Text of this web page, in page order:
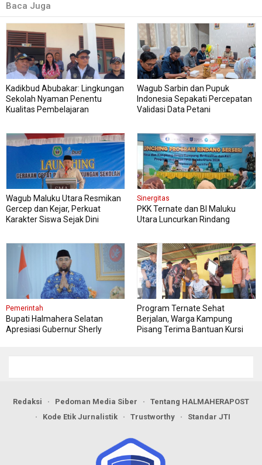
Baca Juga
Kadikbud Abubakar: Lingkungan
Sekolah Nyaman Penentu
Kualitas Pembelajaran
Wagub Sarbin dan Pupuk
Indonesia Sepakati Percepatan
Validasi Data Petani
Wagub Maluku Utara Resmikan
Gercep dan Kejar, Perkuat
Karakter Siswa Sejak Dini
Sinergitas
PKK Ternate dan BI Maluku
Utara Luncurkan Rindang
Pemerintah
Bupati Halmahera Selatan
Apresiasi Gubernur Sherly
Program Ternate Sehat
Berjalan, Warga Kampung
Pisang Terima Bantuan Kursi
Redaksi Pedoman Media Siber
Tentang HALMAHERAPOST
Kode Etik Jurnalistik
Trustworthy Standar JTI